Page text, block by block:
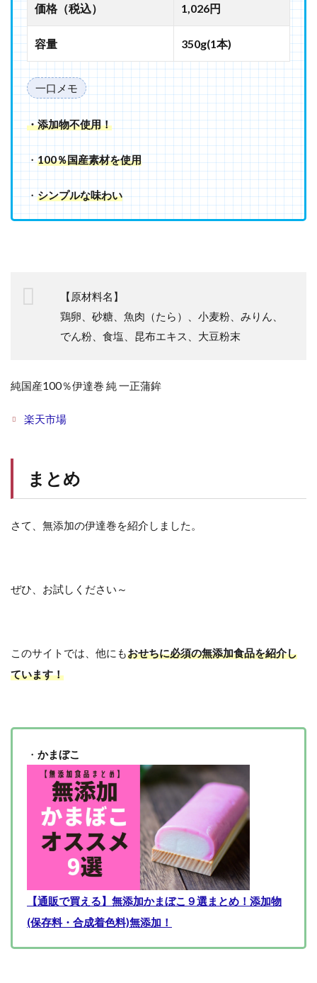
価格（税込） 1,026円
容量 350g(1本)
一口メモ
・添加物不使用！
・100％国産素材を使用
・シンプルな味わい
【原材料名】
鶏卵、砂糖、魚肉（たら）、小麦粉、みりん、
でん粉、食塩、昆布エキス、大豆粉末
純国産100％伊達巻 純 一正蒲鉾
楽天市場
まとめ
さて、無添加の伊達巻を紹介しました。
ぜひ、お試しください～
このサイトでは、他にもおせちに必須の無添加食品を紹介し
ています！
・ かまぼこ
【通販で買える】無添加かまぼこ９選まとめ！添加物
(保存料・合成着色料)無添加！